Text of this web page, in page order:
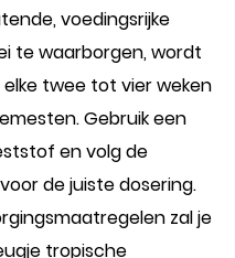
voedingsrijke
te waarborgen, wordt
twee tot vier weken
Gebruik een
en volg de
de juiste dosering.
zal je
tropische